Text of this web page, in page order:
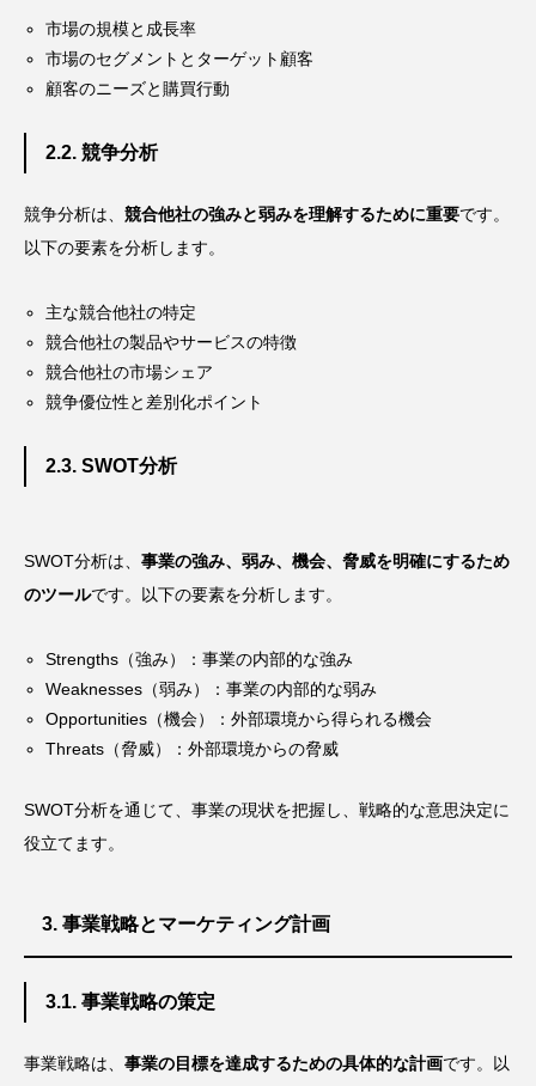
市場の規模と成長率
市場のセグメントとターゲット顧客
顧客のニーズと購買行動
2.2. 競争分析
競争分析は、 競合他社の強みと弱みを理解するために重要です。
以下の要素を分析します。
主な競合他社の特定
競合他社の製品やサービスの特徴
競合他社の市場シェア
競争優位性と差別化ポイント
2.3. SWOT分析
SWOT分析は、 事業の強み、弱み、機会、脅威を明確にするため
のツールです。以下の要素を分析します。
Strengths（強み）：事業の内部的な強み
Weaknesses（弱み）：事業の内部的な弱み
Opportunities（機会）：外部環境から得られる機会
Threats（脅威）：外部環境からの脅威
SWOT分析を通じて、事業の現状を把握し、戦略的な意思決定に
役立てます。
3. 事業戦略とマーケティング計画
3.1. 事業戦略の策定
事業戦略は、 事業の目標を達成するための具体的な計画です。以